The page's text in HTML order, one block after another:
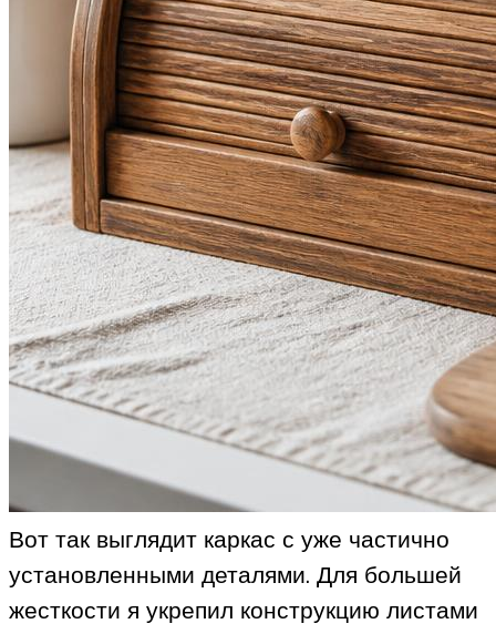
Вот так выглядит каркас с уже частично
установленными деталями. Для большей
жесткости я укрепил конструкцию листами